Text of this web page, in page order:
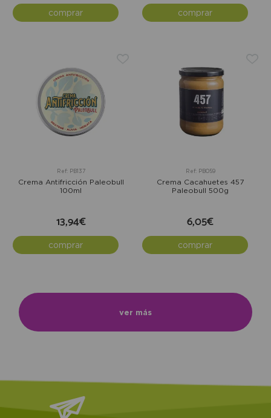
comprar comprar
Ref: PB137
Crema Antifricción Paleobull
100ml
13,94€
comprar
Ref: PB059
Crema Cacahuetes 457
Paleobull 500g
6,05€
comprar
ver más